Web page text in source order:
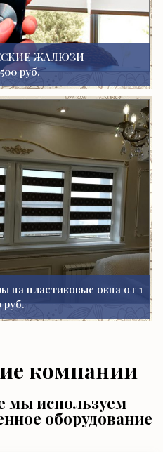
ЖАЛЮЗИ
руб.
на пластиковые окна от 1
руб.
компании
мы используем
оборудование